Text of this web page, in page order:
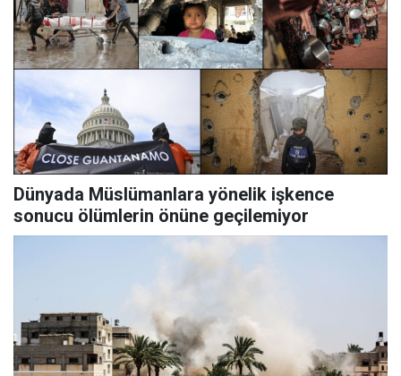
Dünyada Müslümanlara yönelik işkence
sonucu ölümlerin önüne geçilemiyor